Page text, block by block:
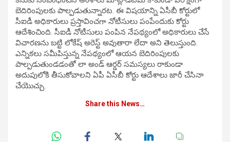
బెదిరింపుల‌కు పాల్పడుతున్నార‌ట‌. ఈ విష‌యాన్ని ఏసీబీ కోర్టులో
సీఐడీ అధికారులు ప్రస్తావించ‌గా నోటీసులు పంపేందుకు కోర్టు
ఆదేశించింది. సీఐడీ నోటీసులు పంపిన నేప‌థ్యంలో అధికారులు చేసే
విచార‌ణ‌ను బ‌ట్టి లోకేష్ అరెస్ట్ అవుతారా లేదా అని తెలుస్తుంది.
ఎన్నిక‌లు స‌మీపిస్తున్న నేప‌థ్యంలో ఆయ‌న బెదిరింపుల‌కు
పాల్పడుతుండ‌డంతో లా అండ్ ఆర్డర్ స‌మ‌స్యలు రాకుండా
అదుపులోకి తీసుకోవాల‌ని ఏపీ ఏసీబీ కోర్టు ఆదేశాలు జారీ చేసినా
చేయొచ్చు.
Share this News…